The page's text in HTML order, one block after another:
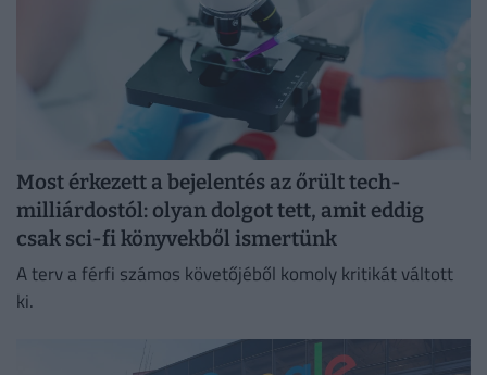
Most érkezett a bejelentés az őrült tech-
milliárdostól: olyan dolgot tett, amit eddig
csak sci-fi könyvekből ismertünk
A terv a férfi számos követőjéből komoly kritikát váltott
ki.